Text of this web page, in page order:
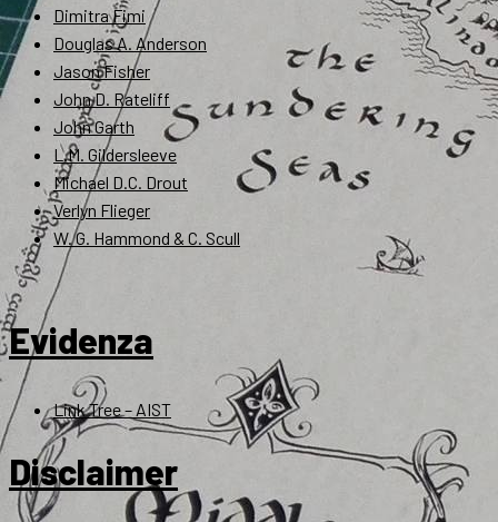
Dimitra Fimi
Douglas A. Anderson
Jason Fisher
John D. Rateliff
John Garth
L.M. Gildersleeve
Michael D.C. Drout
Verlyn Flieger
W. G. Hammond & C. Scull
Evidenza
Link Tree – AIST
Disclaimer